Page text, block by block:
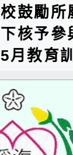
鼓勵
下核予
月教育